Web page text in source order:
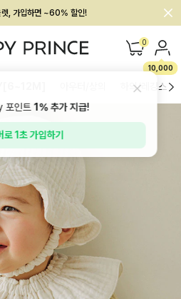
렛, 가입하면 ~60% 할인!
최대 28,000원 혜택 0
10,000
하의/레깅스
포인트1%추가 지급!
로 1초 가입하기